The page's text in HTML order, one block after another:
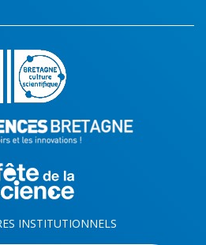
INSTITUTIONNELS